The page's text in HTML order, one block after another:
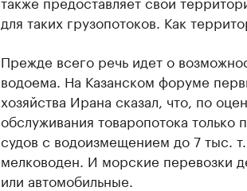
для таких грузопотоков. Как
Прежде всего речь идет о
водоема. На Казанском форуме
хозяйства Ирана сказал, что, по
обслуживания товаропотока
судов с водоизмещением до 7 тыс.
мелководен. И морские перевозки
или автомобильные.